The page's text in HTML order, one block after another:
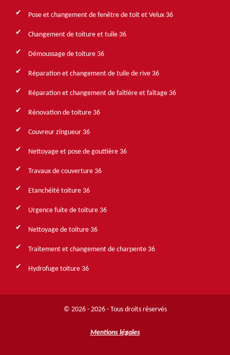
Pose et changement de fenêtre de toit et Velux 36
Changement de toiture et tuile 36
Démoussage de toiture 36
Réparation et changement de tuile de rive 36
Réparation et changement de faîtière et faîtage 36
Rénovation de toiture 36
Couvreur zingueur 36
Nettoyage et pose de gouttière 36
Travaux de couverture 36
Etanchéité toiture 36
Urgence fuite de toiture 36
Nettoyage de toiture 36
Traitement et changement de charpente 36
Hydrofuge toiture 36
© 2026 - 2026 - Tous droits réservés
Mentions légales